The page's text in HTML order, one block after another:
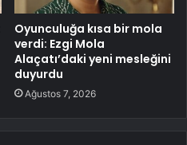
Oyunculuğa kısa bir mola
verdi: Ezgi Mola
Alaçatı’daki yeni mesleğini
duyurdu
Ağustos 7, 2026